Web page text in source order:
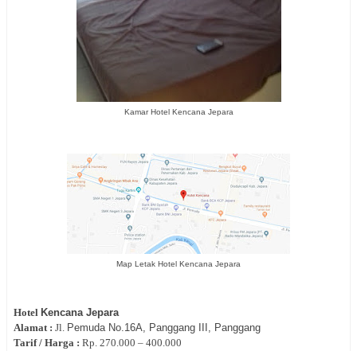
Kamar Hotel Kencana Jepara
Map Letak Hotel Kencana Jepara
Hotel Kencana Jepara
Alamat : Jl. Pemuda No.16A, Panggang III, Panggang
Tarif / Harga : Rp. 270.000 – 400.000